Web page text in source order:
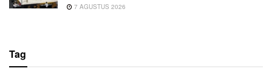
7 AGUSTUS 2026
Tag